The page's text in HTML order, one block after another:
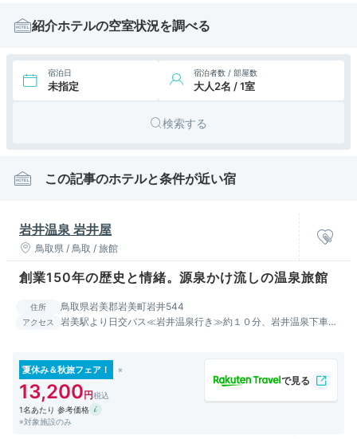
紹介ホテルの空室状況を調べる
宿泊日
未指定
宿泊者数 / 部屋数
大人2名 / 1室
検索する
この記事のホテルと条件が近い宿
岩井温泉 岩井屋
鳥取県 / 鳥取 / 旅館
創業150年の歴史と情緒。源泉かけ流しの温泉旅館
住所 鳥取県岩美郡岩美町岩井544
アクセス
岩美駅より日交バス≪岩井温泉行き≫約１０分、岩井温泉下車後
夏休み＆秋旅フェア！
13,200
1名あたり 参考価格
※対象施設のみ